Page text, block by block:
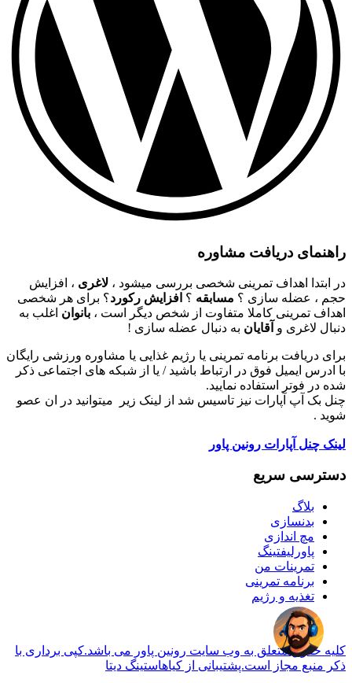
راهنمای دریافت مشاوره
در ابتدا اهداف تمرینی شخصی بررسی میشود ، لاغری ، افزایش
حجم ، عضله سازی ؟ مسابقه ؟ افزایش رکورد؟ برای هر شخصی
اهداف تمرینی کاملا متفاوت از شخص دیگر است ، بانوان اغلب به
دنبال لاغری و آقایان به دنبال عضله سازی !
برای دریافت برنامه تمرینی یا رژیم غذایی یا مشاوره ورزشی رایگان
با ادرس ایمیل فوق در ارتباط باشید / یا از شبکه های اجتماعی ذکر
شده در فوتر استفاده نمایید.
چنل بک آپ آپارات نیز تاسیس شد از لینک زیر میتوانید در ان عصو
شوید .
لینک چنل آپارات رونین پاور
دسترسی سریع
بلاگ
بدنسازی
مچ اندازی
پاورلیفتینگ
تمرینات من
برنامه تمرینی
تغذیه و رژیم
کلیه حقوق متعلق به وب سایت رونین پاور می باشد.کپی برداری با
ذکر منبع مجاز است.پشتیبانی از کیاهاستینگ دیتا